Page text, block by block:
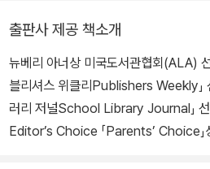
출판사 제공 책소개
뉴베리 아너상 미국도서관협회(ALA)
블리셔스 위클리Publishers Weekly」
러리 저널School Library Journal」 선
Editor’s Choice 「Parents’ Choice」상 수상작 사람